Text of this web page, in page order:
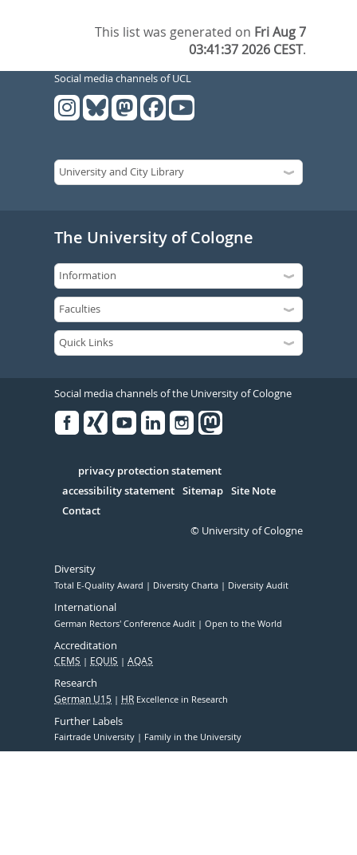
This list was generated on Fri Aug 7
03:41:37 2026 CEST.
Social media channels of UCL
The University of Cologne
Social media channels of the University of Cologne
Serivce
privacy protection statement
accessibility statement Sitemap Site Note
Contact
© University of Cologne
Diversity
Total E-Quality Award Diversity Charta Diversity Audit
International
German Rectors' Conference Audit Open to the World
Accreditation
CEMS EQUIS AQAS
Research
German U15 HR Excellence in Research
Further Labels
Fairtrade University Family in the University